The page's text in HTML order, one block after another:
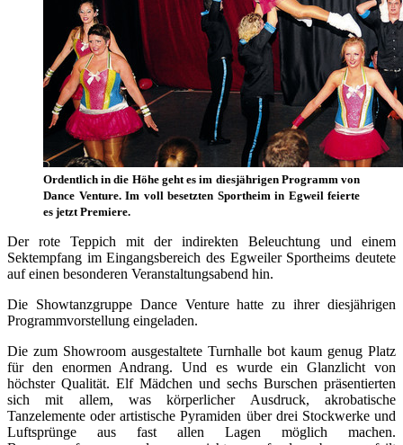
Ordentlich in die Höhe geht es im diesjährigen Programm von
Dance Venture. Im voll besetzten Sportheim in Egweil feierte
es jetzt Premiere.
Der rote Teppich mit der indirekten Beleuchtung und einem
Sektempfang im Eingangsbereich des Egweiler Sportheims deutete
auf einen besonderen Veranstaltungsabend hin.
Die Showtanzgruppe Dance Venture hatte zu ihrer diesjährigen
Programmvorstellung eingeladen.
Die zum Showroom ausgestaltete Turnhalle bot kaum genug Platz
für den enormen Andrang. Und es wurde ein Glanzlicht von
höchster Qualität. Elf Mädchen und sechs Burschen präsentierten
sich mit allem, was körperlicher Ausdruck, akrobatische
Tanzelemente oder artistische Pyramiden über drei Stockwerke und
Luftsprünge aus fast allen Lagen möglich machen.